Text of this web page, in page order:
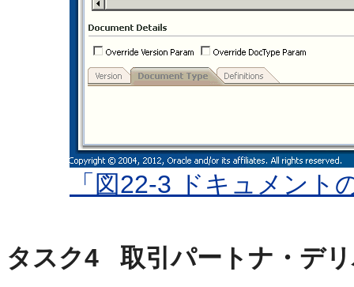
「図22-3 ドキュメント
タスク4 取引パートナ・デ